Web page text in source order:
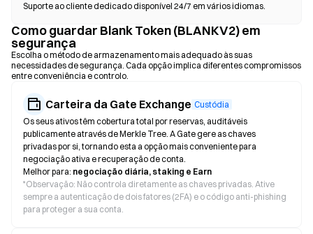
Suporte ao cliente dedicado disponível 24/7 em vários idiomas.
Como guardar Blank Token (BLANKV2) em
segurança
Escolha o método de armazenamento mais adequado às suas
necessidades de segurança. Cada opção implica diferentes compromissos
entre conveniência e controlo.
Carteira da Gate Exchange Custódia
Os seus ativos têm cobertura total por reservas, auditáveis
publicamente através de Merkle Tree. A Gate gere as chaves
privadas por si, tornando esta a opção mais conveniente para
negociação ativa e recuperação de conta.
Melhor para: negociação diária, staking e Earn
*Observação: Não controla diretamente as chaves privadas. Ative
sempre a autenticação de dois fatores (2FA) e o código anti-phishing
para proteger a sua conta.